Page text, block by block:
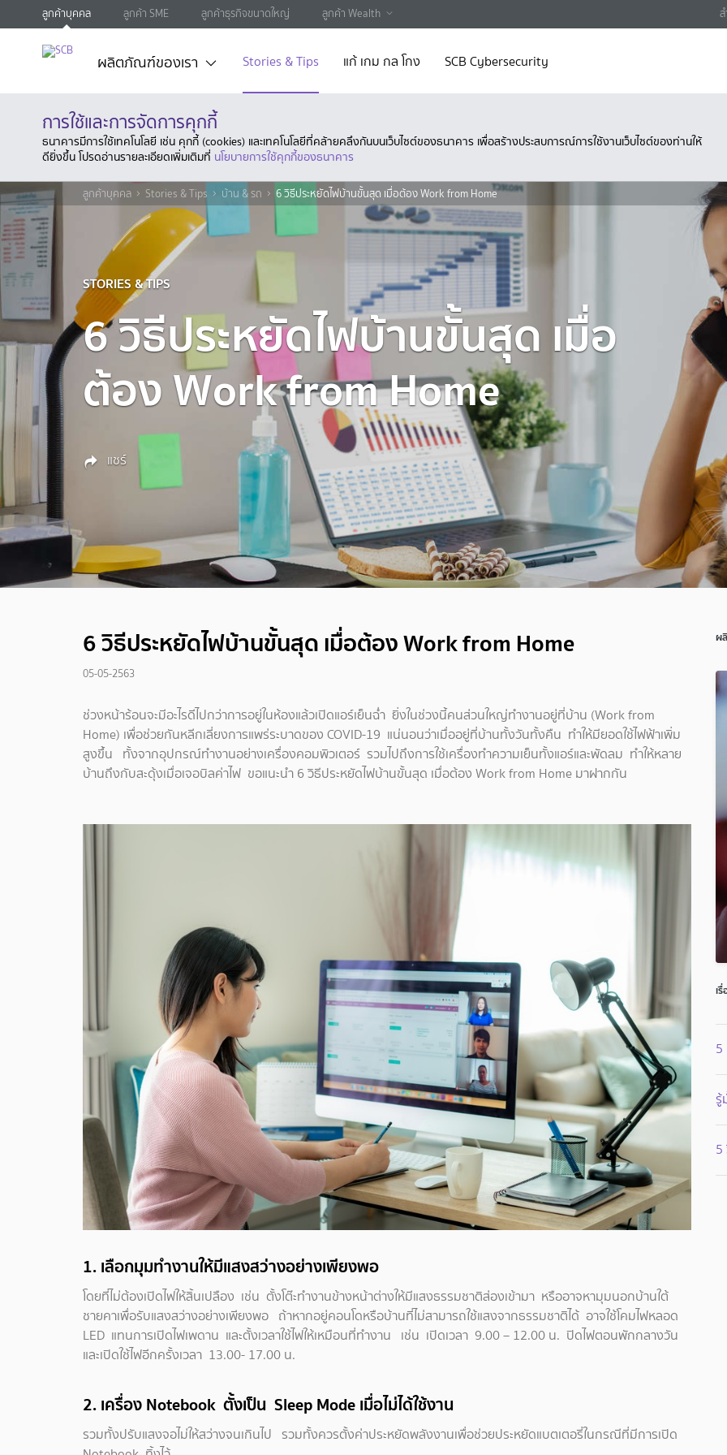
ลูกค้าบุคคล ลูกค้า SME ลูกค้าธุรกิจขนาดใหญ่ ลูกค้า Wealth
ผลิตภัณฑ์ของเรา Stories & Tips แก้ เกม กล โกง SCB Cybersecurity
การใช้และการจัดการคุกกี้
ธนาคารมีการใช้เทคโนโลยี เช่น คุกกี้ (cookies) และเทคโนโลยีที่คล้ายคลึงกันบนเว็บไซต์ของธนาคาร เพื่อสร้างประสบการณ์การใช้งานเว็บไซต์ของท่านให้
ดียิ่งขึ้น โปรดอ่านรายละเอียดเพิ่มเติมที่ นโยบายการใช้คุกกี้ของธนาคาร
ลูกค้าบุคคล Stories & Tips บ้าน & รถ 6 วิธีประหยัดไฟบ้านขั้นสุด เมื่อต้อง Work from Home
STORIES & TIPS
6 วิธีประหยัดไฟบ้านขั้นสุด เมื่อ
ต้อง Work from Home
แชร์
6 วิธีประหยัดไฟบ้านขั้นสุด เมื่อต้อง Work from Home
05-05-2563
ช่วงหน้าร้อนจะมีอะไรดีไปกว่าการอยู่ในห้องแล้วเปิดแอร์เย็นฉ่ำ ยิ่งในช่วงนี้คนส่วนใหญ่ทำงานอยู่ที่บ้าน (Work from
Home) เพื่อช่วยกันหลีกเลี่ยงการแพร่ระบาดของ COVID-19 แน่นอนว่าเมื่ออยู่ที่บ้านทั้งวันทั้งคืน ทำให้มียอดใช้ไฟฟ้าเพิ่ม
สูงขึ้น ทั้งจากอุปกรณ์ทำงานอย่างเครื่องคอมพิวเตอร์ รวมไปถึงการใช้เครื่องทำความเย็นทั้งแอร์และพัดลม ทำให้หลาย
บ้านถึงกับสะดุ้งเมื่อเจอบิลค่าไฟ ขอแนะนำ 6 วิธีประหยัดไฟบ้านขั้นสุด เมื่อต้อง Work from Home มาฝากกัน
1.เลือกมุมทำงานให้มีแสงสว่างอย่างเพียงพอ
โดยที่ไม่ต้องเปิดไฟให้สิ้นเปลือง เช่น ตั้งโต๊ะทำงานข้างหน้าต่างให้มีแสงธรรมชาติส่องเข้ามา หรืออาจหามุมนอกบ้านใต้
ชายคาเพื่อรับแสงสว่างอย่างเพียงพอ ถ้าหากอยู่คอนโดหรือบ้านที่ไม่สามารถใช้แสงจากธรรมชาติได้ อาจใช้โคมไฟหลอด
LED แทนการเปิดไฟเพดาน และตั้งเวลาใช้ไฟให้เหมือนที่ทำงาน เช่น เปิดเวลา 9.00 – 12.00 น. ปิดไฟตอนพักกลางวัน
และเปิดใช้ไฟอีกครั้งเวลา 13.00- 17.00 น.
2. เครื่อง Notebook ตั้งเป็น Sleep Mode เมื่อไม่ได้ใช้งาน
รวมทั้งปรับแสงจอไม่ให้สว่างจนเกินไป รวมทั้งควรตั้งค่าประหยัดพลังงานเพื่อช่วยประหยัดแบตเตอรี่ในกรณีที่มีการเปิด
ผ
เ
5
รู้
5